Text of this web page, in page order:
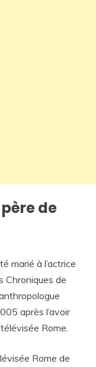
de
marié à l’actrice
Chroniques de
après l’avoir
Rome.
Rome de